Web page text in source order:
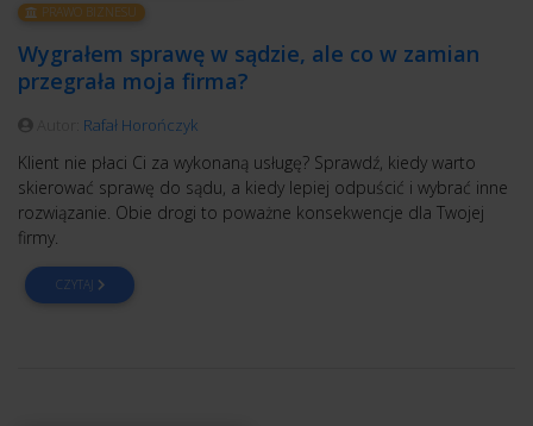
PRAWO BIZNESU
Wygrałem sprawę w sądzie, ale co w zamian
przegrała moja firma?
Rafał Horończyk
Klient nie płaci Ci za wykonaną usługę? Sprawdź, kiedy warto
skierować sprawę do sądu, a kiedy lepiej odpuścić i wybrać inne
rozwiązanie. Obie drogi to poważne konsekwencje dla Twojej
firmy.
CZYTAJ